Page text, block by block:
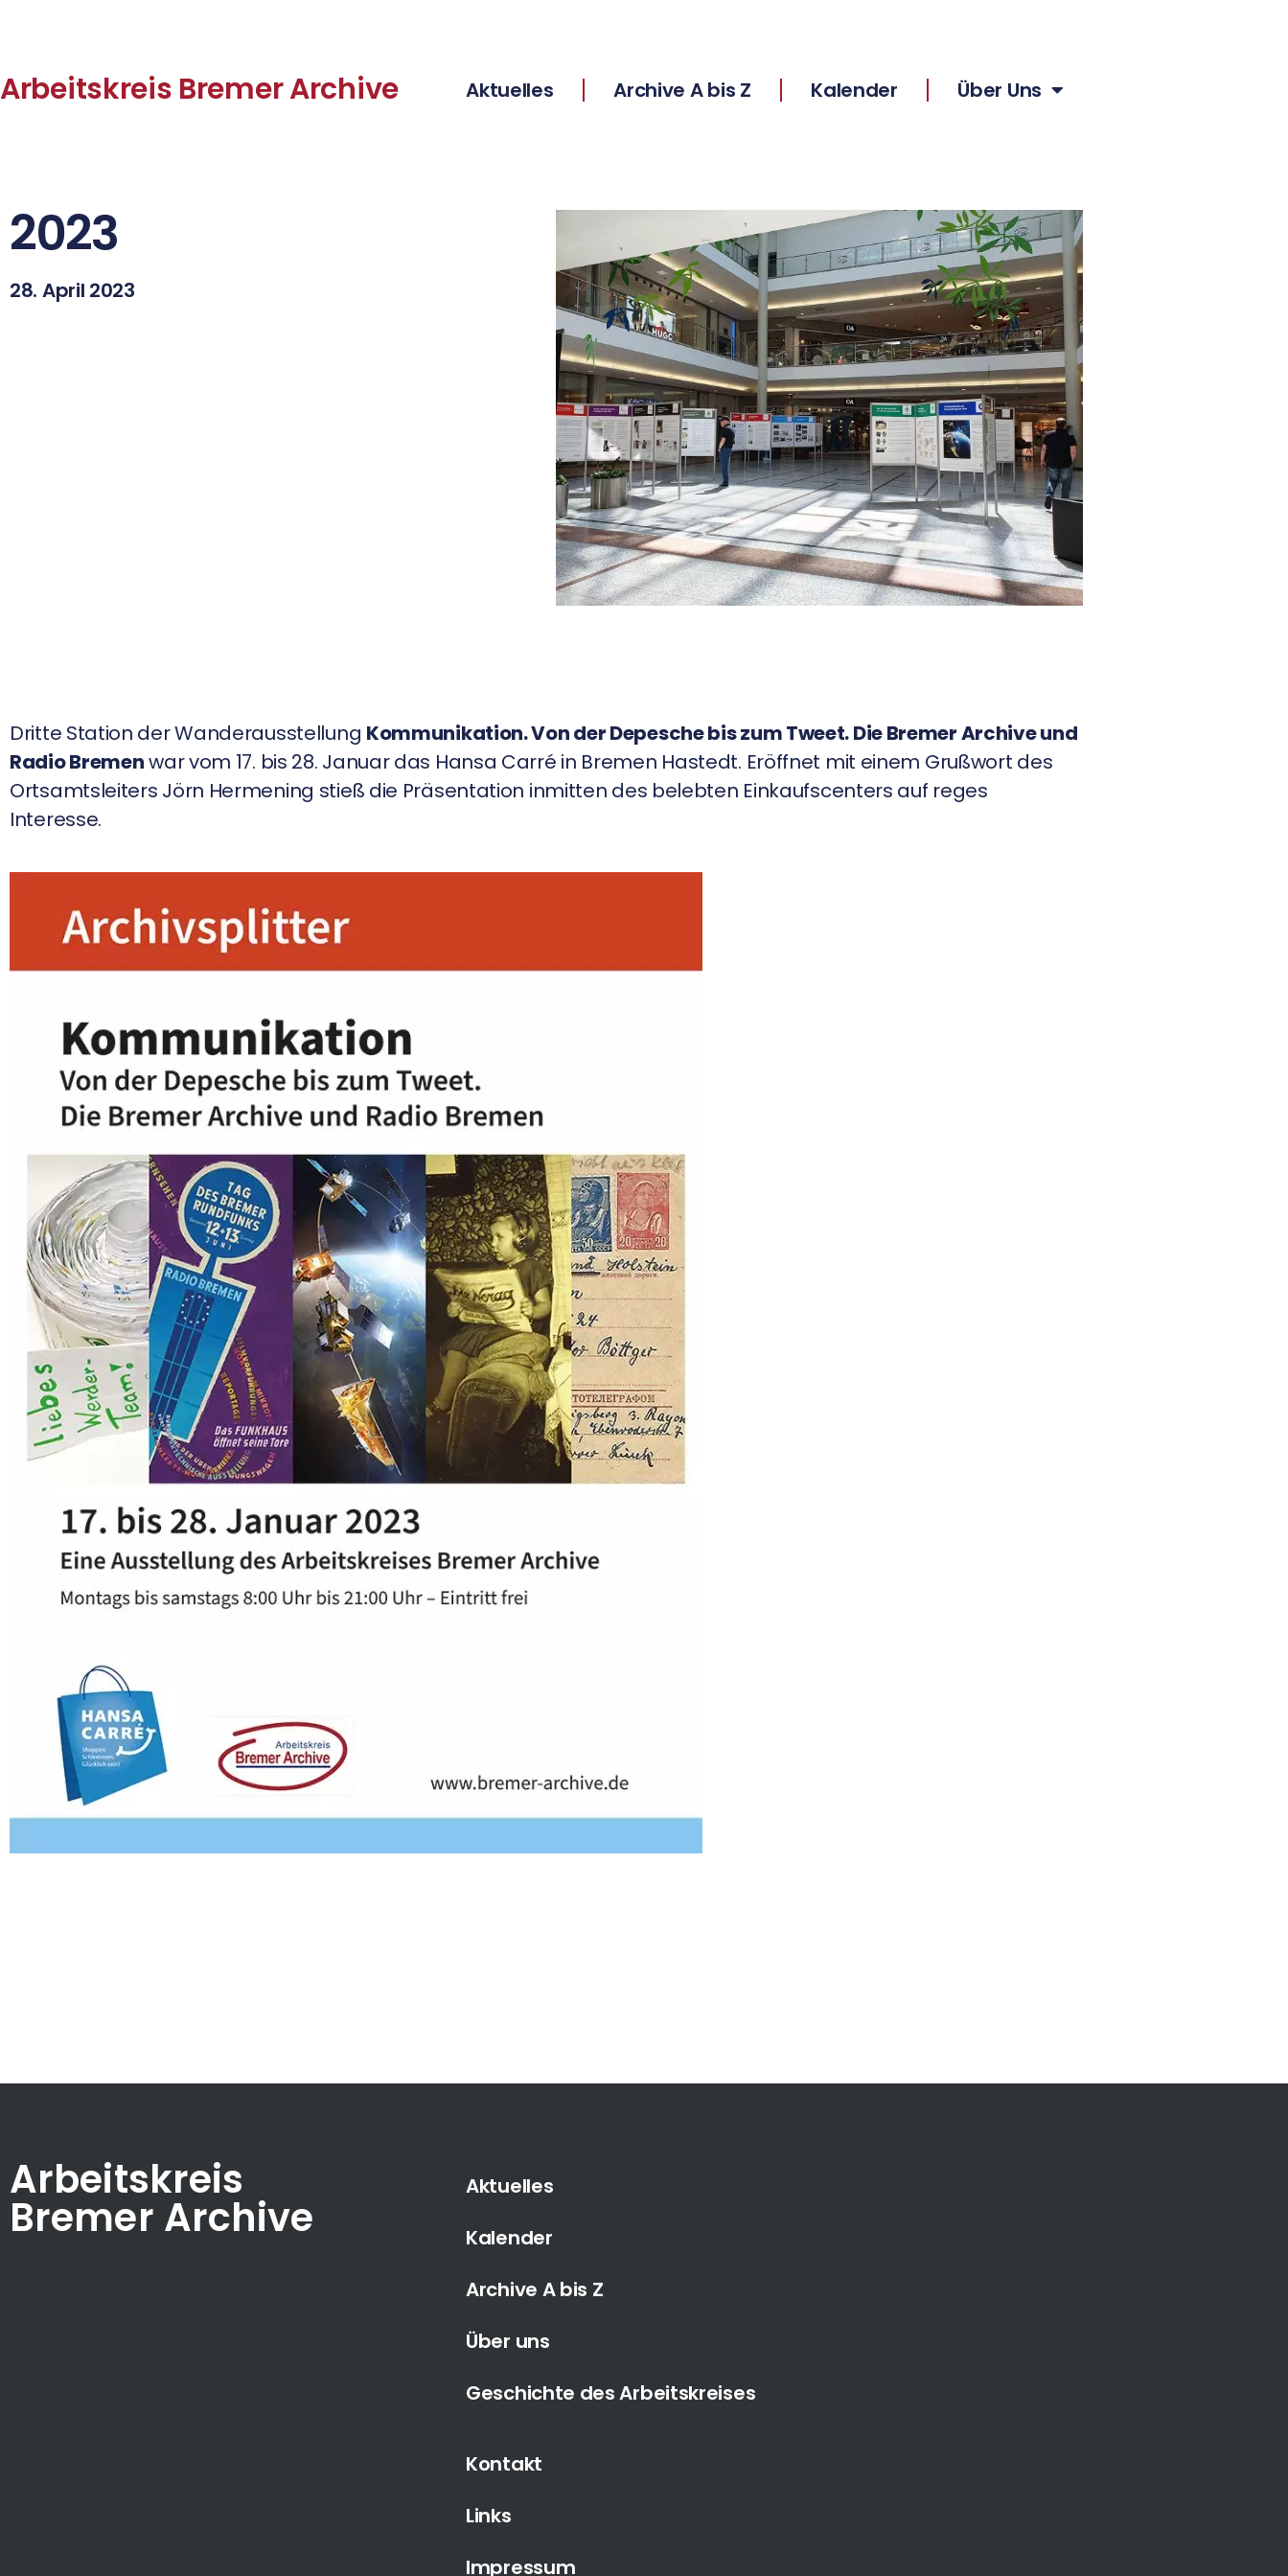
Arbeitskreis Bremer Archive Aktuelles Archive A bis Z Kalender Über Uns
2023
28. April 2023
Dritte Station der Wanderausstellung Kommunikation. Von der Depesche bis zum Tweet. Die Bremer Archive und
Radio Bremenwar vom 17. bis 28. Januar das Hansa Carré in Bremen Hastedt. Eröffnet mit einem Grußwort des
Ortsamtsleiters Jörn Hermening stieß die Präsentation inmitten des belebten Einkaufscenters auf reges
Interesse.
Arbeitskreis
Bremer Archive
Aktuelles
Kalender
Archive A bis Z
Über uns
Geschichte des Arbeitskreises
Kontakt
Links
Impressum